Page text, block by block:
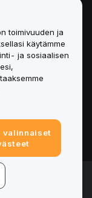
toimivuuden ja
käytämme
ja sosiaalisen
valinnaiset